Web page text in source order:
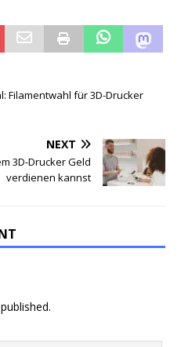
Filamentwahl für 3D-Drucker
NEXT
3D-Drucker Geld
verdienen kannst